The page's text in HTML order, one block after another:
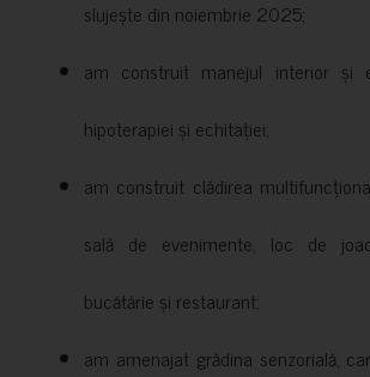
slujește din noiembrie 2025;
am construit manejul interior și
hipoterapiei și echitației;
am construit clădirea
sală de evenimente, loc de
bucătărie și restaurant;
am amenajat grădina senzorială,